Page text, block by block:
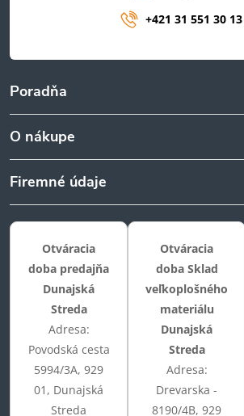
Poradňa
O nákupe
Firemné údaje
+421 31 551 30 13
Otváracia
doba predajňa
Dunajská
Streda
Adresa:
Povodská cesta
5994/3A, 929
01, Dunajská
Streda
Otváracia
doba Sklad
veľkoplošného
materiálu
Dunajská
Streda
Adresa:
Drevarska -
8190/4B, 929